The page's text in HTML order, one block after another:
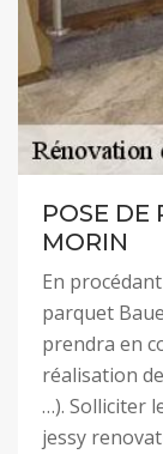
POSE DE
MORIN
En
parquet
prendra en
réalisation
…). Solliciter
jessy